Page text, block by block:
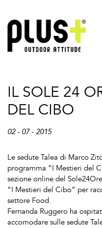
IL SOLE 24
DEL CIBO
02 - 07 - 2015
Le sedute Talea di Marco
programma “I Mestieri del
sezione online del
“I Mestieri del Cibo” per
settore Food.
Fernanda Ruggero ha
accomodare sulle sedute